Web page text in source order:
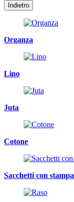
Indietro
Organza
Lino
Juta
Cotone
Sacchetti con stampa